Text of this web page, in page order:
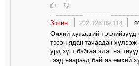
Зочин 202.126.89.114
Өмхий хужаагийн эрлийзүүд
тэсэн ядан тачаадан хүлээж
урд зүгт байгаа элэг
гээд яаараад байгаа өмхий